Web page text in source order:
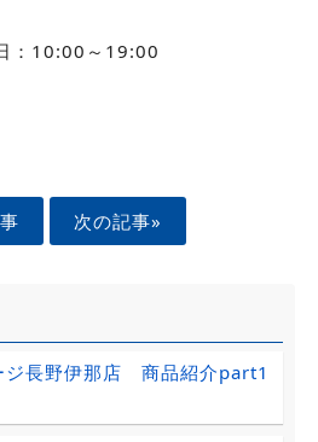
：10:00～19:00
次の記事»
ジ長野伊那店 商品紹介part1